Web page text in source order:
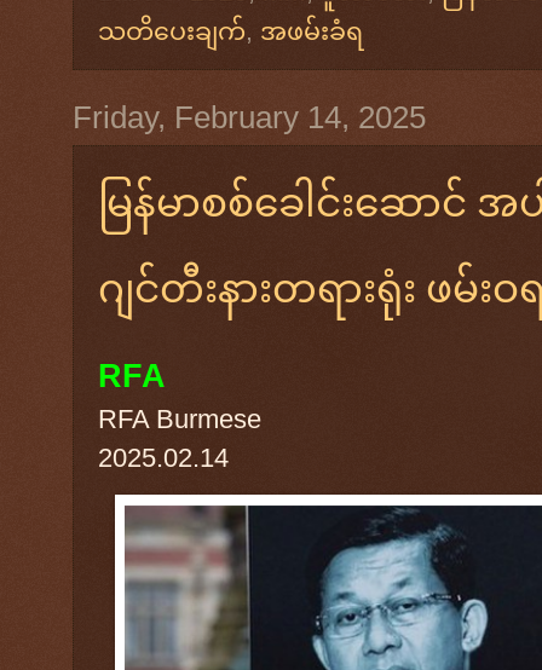
သတိပေးချက်, အဖမ်းခံရ
Friday, February 14, 2025
မြန်မာစစ်ခေါင်းဆောင်
ဂျင်တီးနားတရားရုံး ဖမ်
RFA
RFA Burmese
2025.02.14